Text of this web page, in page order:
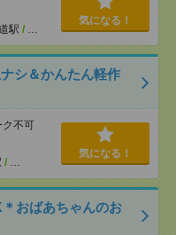
駅 / …
気になる！
シ＆かんたん軽作
不可
/ …
気になる！
おばあちゃんのお